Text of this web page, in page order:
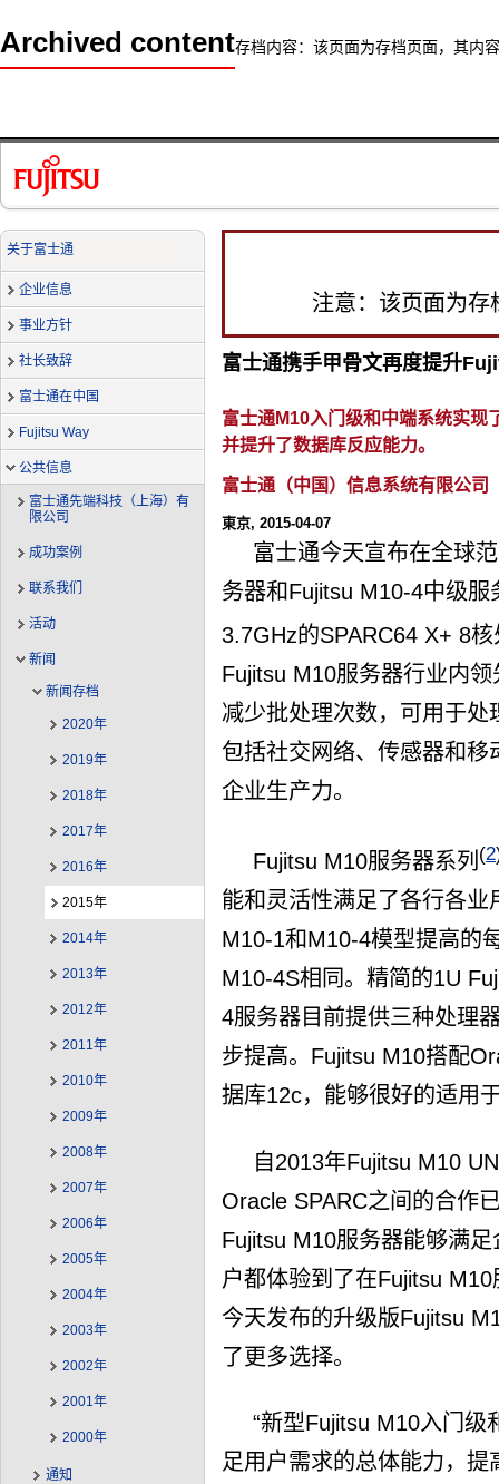
Archived content存档内容：该页面为存档页面，其内
关于富士通
企业信息
事业方针
社长致辞
富士通在中国
Fujitsu Way
公共信息
富士通先端科技（上海）有
限公司
成功案例
联系我们
活动
新闻
新闻存档
2020年
2019年
2018年
2017年
2016年
2015年
2014年
2013年
2012年
2011年
2010年
2009年
2008年
2007年
2006年
2005年
2004年
2003年
2002年
2001年
2000年
通知
注意：该页面为
富士通携手甲骨文再度提升
富士通M10入门级和中端系统实现
并提升了数据库反应能力。
富士通（中国）信息系统有限公司
東京, 2015-04-07
富士通今天宣布在全球
务器和Fujitsu M10-4中级
3.7GHz的SPARC64 X+ 8
Fujitsu M10服务器行业内
减少批处理次数，可用于
包括社交网络、传感器和
企业生产力。
Fujitsu M10服务器系列 (2
能和灵活性满足了各行各
M10-1和M10-4模型提高的
M10-4S相同。精简的1U
4服务器目前提供三种处理
步提高。Fujitsu M10搭配
据库12c，能够很好的适用
自2013年Fujitsu M10
Oracle SPARC之间的合作
Fujitsu M10服务器能够满
户都体验到了在Fujitsu
今天发布的升级版Fujitsu
了更多选择。
“新型Fujitsu M10入门
足用户需求的总体能力，提